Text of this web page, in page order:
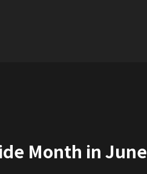
Month in June